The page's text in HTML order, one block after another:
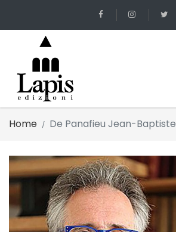
Home De Panafieu Jean-Baptiste